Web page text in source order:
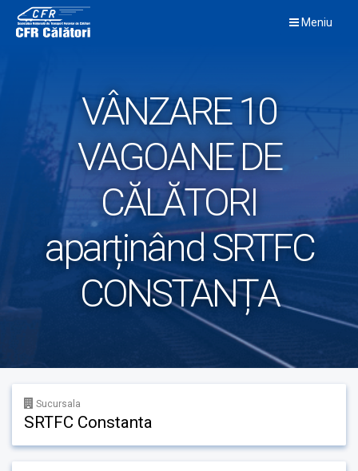
content
Meniu
VÂNZARE 10
VAGOANE DE
CĂLĂTORI
aparținând SRTFC
CONSTANȚA
Sucursala
SRTFC Constanta